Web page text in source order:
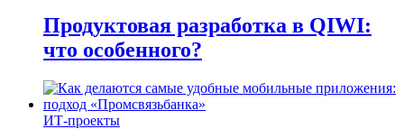
Продуктовая разработка в QIWI:
что особенного?
ИТ-проекты